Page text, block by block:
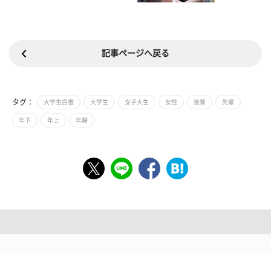
記事ページへ戻る
タグ： 大学生白書 大学生 女子大生 女性 後輩 先輩
年下 年上 年齢